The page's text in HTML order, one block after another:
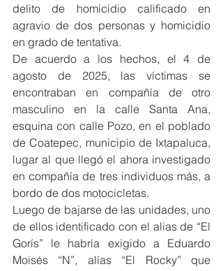
delito de homicidio calificado en
agravio de dos personas y homicidio
en grado de tentativa.
De acuerdo a los hechos, el 4 de
agosto de 2025, las víctimas se
encontraban en compañía de otro
masculino en la calle Santa Ana,
esquina con calle Pozo, en el poblado
de Coatepec, municipio de Ixtapaluca,
lugar al que llegó el ahora investigado
en compañía de tres individuos más, a
bordo de dos motocicletas.
Luego de bajarse de las unidades, uno
de ellos identificado con el alias de “El
Gorís” le habría exigido a Eduardo
Moisés “N”, alías “El Rocky” que